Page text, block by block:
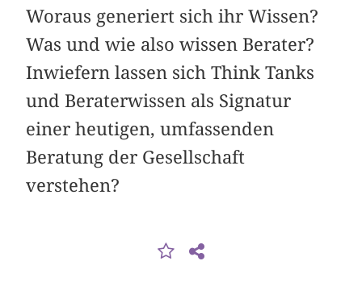
Woraus generiert sich ihr Wissen?
Was und wie also wissen Berater?
Inwiefern lassen sich Think Tanks
und Beraterwissen als Signatur
einer heutigen, umfassenden
Beratung der Gesellschaft
verstehen?